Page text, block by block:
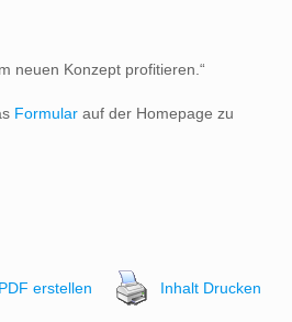
neuen Konzept profitieren.“
Formular auf der Homepage zu
PDF erstellen Inhalt Drucken